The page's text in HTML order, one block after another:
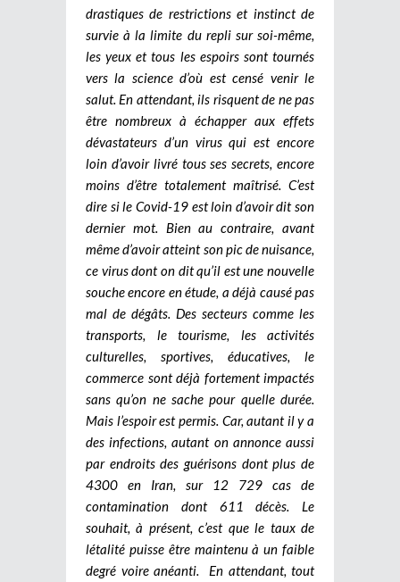
drastiques de restrictions et instinct de
survie à la limite du repli sur soi-même,
les yeux et tous les espoirs sont tournés
vers la science d’où est censé venir le
salut. En attendant, ils risquent de ne pas
être nombreux à échapper aux effets
dévastateurs d’un virus qui est encore
loin d’avoir livré tous ses secrets, encore
moins d’être totalement maîtrisé. C’est
dire si le Covid-19 est loin d’avoir dit son
dernier mot. Bien au contraire, avant
même d’avoir atteint son pic de nuisance,
ce virus dont on dit qu’il est une nouvelle
souche encore en étude, a déjà causé pas
mal de dégâts. Des secteurs comme les
transports, le tourisme, les activités
culturelles, sportives, éducatives, le
commerce sont déjà fortement impactés
sans qu’on ne sache pour quelle durée.
Mais l’espoir est permis. Car, autant il y a
des infections, autant on annonce aussi
par endroits des guérisons dont plus de
4300 en Iran, sur 12 729 cas de
contamination dont 611 décès. Le
souhait, à présent, c’est que le taux de
létalité puisse être maintenu à un faible
degré voire anéanti. En attendant, tout